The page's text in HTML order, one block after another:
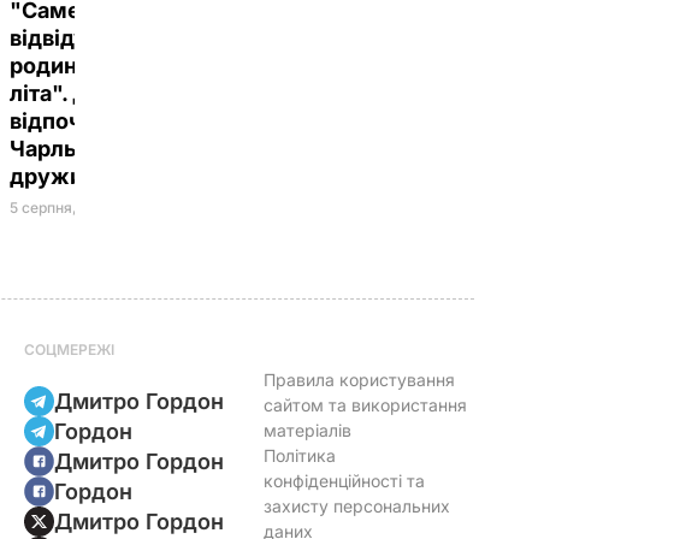
"Саме там його
відвідують члени
родини протягом
літа". Де
відпочивають
Чарльз III і його
дружина Камілла
5 серпня, 20.33
СОЦМЕРЕЖІ
Дмитро Гордон
Гордон
Дмитро Гордон
Гордон
Дмитро Гордон
Правила користування
сайтом та використання
матеріалів
Політика
конфіденційності та
захисту персональних
даних